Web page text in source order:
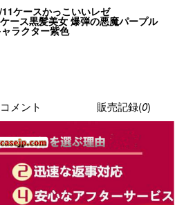
ケースかっこいいレゼ
ス黒髪美女 爆弾の悪魔パープル
ラクター紫色
コメント 販売記録(0)